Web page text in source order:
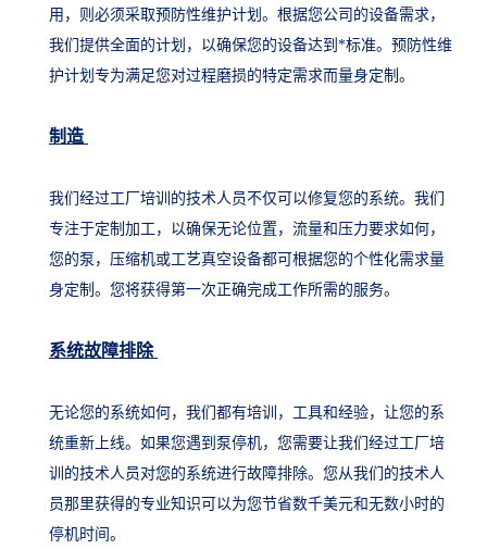
用，则必须采取预防性维护计划。根据您公司的设备需求，
我们提供全面的计划，以确保您的设备达到*标准。预防性维
护计划专为满足您对过程磨损的特定需求而量身定制。
制造
我们经过工厂培训的技术人员不仅可以修复您的系统。我们
专注于定制加工，以确保无论位置，流量和压力要求如何，
您的泵，压缩机或工艺真空设备都可根据您的个性化需求量
身定制。您将获得第一次正确完成工作所需的服务。
系统故障排除
无论您的系统如何，我们都有培训，工具和经验，让您的系
统重新上线。如果您遇到泵停机，您需要让我们经过工厂培
训的技术人员对您的系统进行故障排除。您从我们的技术人
员那里获得的专业知识可以为您节省数千美元和无数小时的
停机时间。